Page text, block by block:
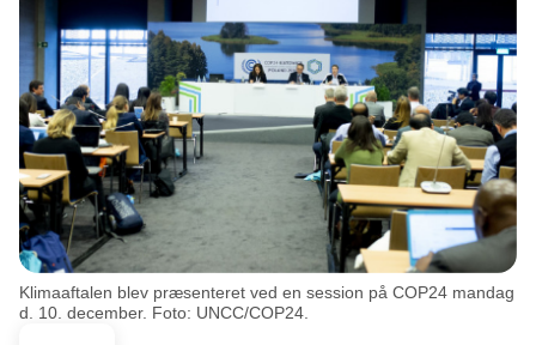
Klimaaftalen blev præsenteret ved en session på COP24 mandag
d. 10. december. Foto: UNCC/COP24.